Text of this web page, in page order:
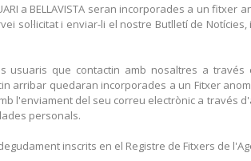
a BELLAVISTA seran incorporades a un fitxer
sol·licitat i enviar-li el nostre Butlletí de
que contactin amb nosaltres a través
arribar quedaran incorporades a un Fitxer
l'enviament del seu correu electrònic a
personals.
inscrits en el Registre de Fitxers de